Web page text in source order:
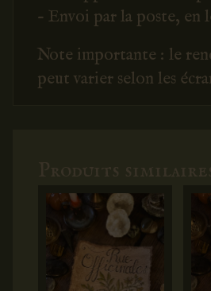
- Envoi par la poste, en
Note importante : le
peut varier selon les